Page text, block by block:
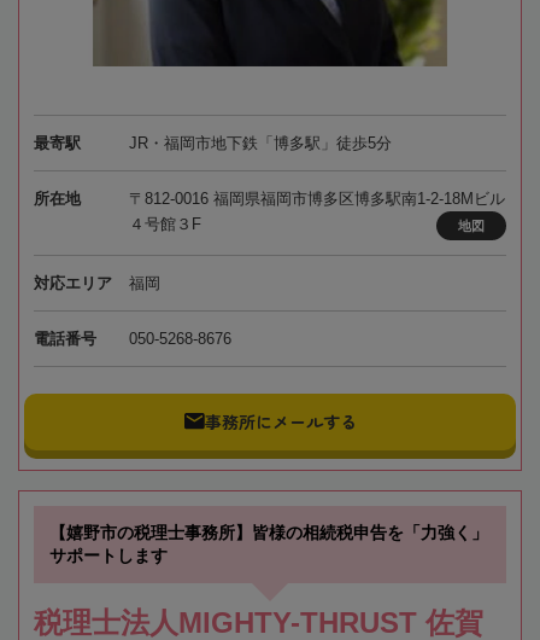
最寄駅 JR・福岡市地下鉄「博多駅」徒歩5分
所在地
〒812-0016 福岡県福岡市博多区博多駅南1-2-18Mビル
４号館３F
地図
対応エリア 福岡
電話番号 050-5268-8676
事務所にメールする
【嬉野市の税理士事務所】皆様の相続税申告を「力強く」
サポートします
税理士法人MIGHTY-THRUST 佐賀